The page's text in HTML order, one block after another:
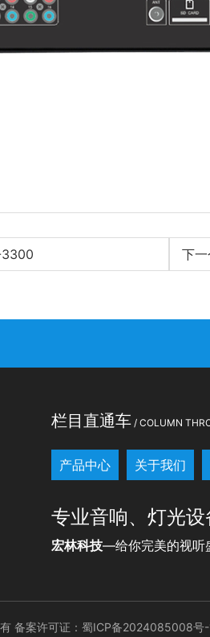
3300 下
栏目直通车 / COLUMN
产品中心 关于我们
专业音响、灯光
宏林科技—给你完美的视听
备案许可证： 蜀ICP备2024085008号-